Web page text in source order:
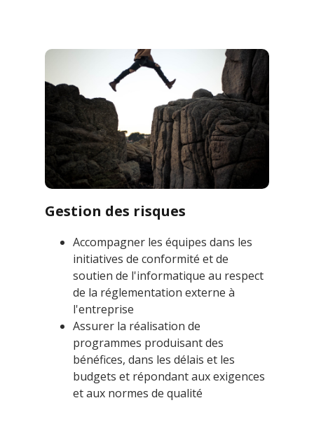
Gestion des risques
Accompagner les équipes dans les
initiatives de conformité et de
soutien de l'informatique au respect
de la réglementation externe à
l'entreprise
Assurer la réalisation de
programmes produisant des
bénéfices, dans les délais et les
budgets et répondant aux exigences
et aux normes de qualité